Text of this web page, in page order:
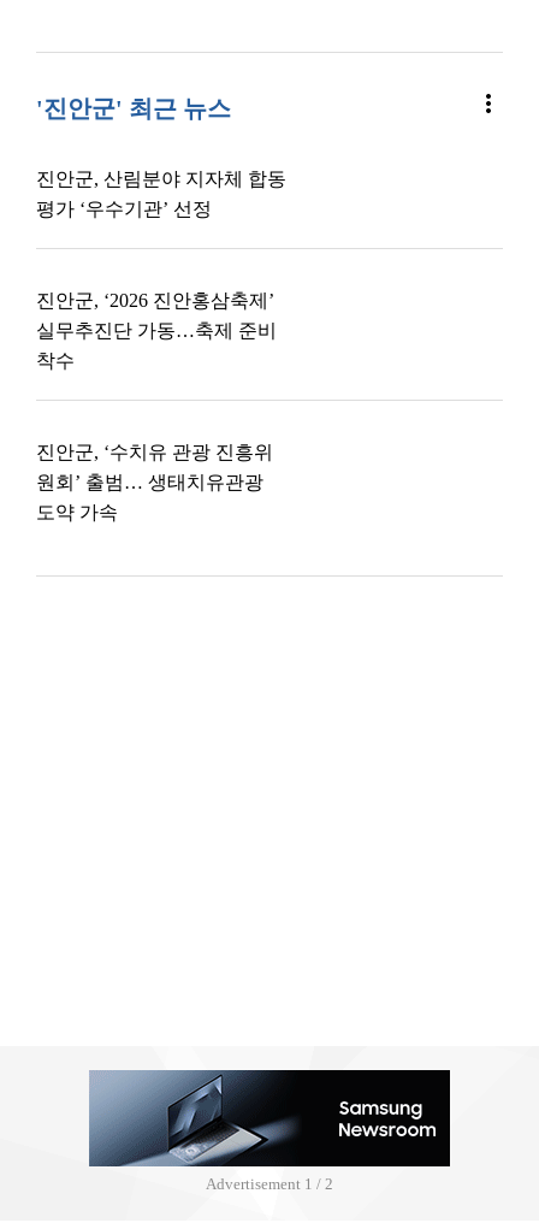
'진안군' 최근 뉴스 more_vert
진안군, 산림분야 지자체 합동
평가 ‘우수기관’ 선정
진안군, ‘2026 진안홍삼축제’
실무추진단 가동…축제 준비
착수
진안군, ‘수치유 관광 진흥위
원회’ 출범… 생태치유관광
도약 가속
Advertisement 2 / 2